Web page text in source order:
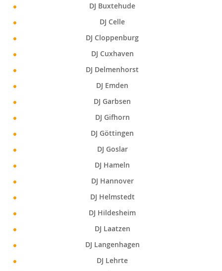
DJ Buxtehude
DJ Celle
DJ Cloppenburg
DJ Cuxhaven
DJ Delmenhorst
DJ Emden
DJ Garbsen
DJ Gifhorn
DJ Göttingen
DJ Goslar
DJ Hameln
DJ Hannover
DJ Helmstedt
DJ Hildesheim
DJ Laatzen
DJ Langenhagen
DJ Lehrte